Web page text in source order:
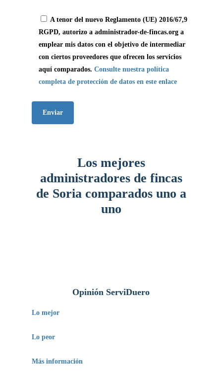
A tenor del nuevo Reglamento (UE) 2016/67,9
RGPD, autorizo a administrador-de-fincas.org a
emplear mis datos con el objetivo de intermediar
con ciertos proveedores que ofrecen los servicios
aquí comparados.Consulte nuestra política
completa de protección de datos en este enlace
Los mejores
administradores de fincas
de Soria comparados uno a
uno
Opinión ServiDuero
Lo mejor
Ofrece la posibilidad de reducir al mínimo los
Lo peor
Solo administra comunidades y fincas.
Más información